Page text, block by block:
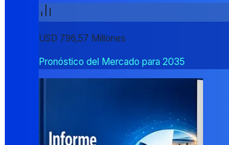
USD 796,57 Millones
Pronóstico del Mercado para 2035